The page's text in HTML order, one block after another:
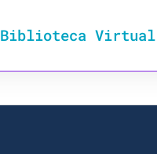
Biblioteca Virtual